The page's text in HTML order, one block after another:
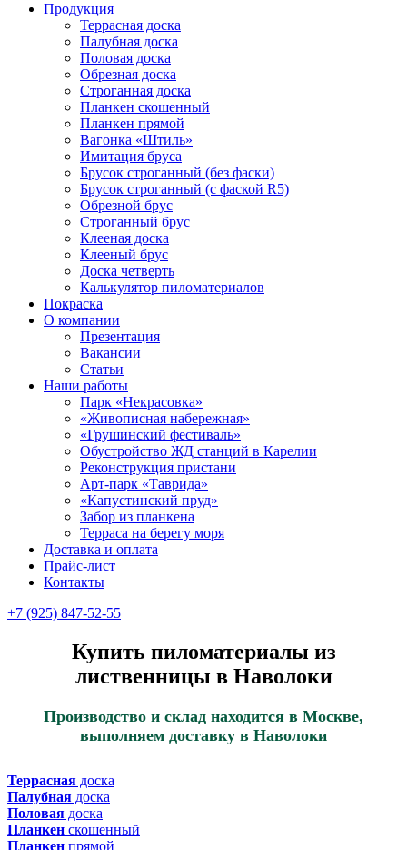
Продукция
Террасная доска
Палубная доска
Половая доска
Обрезная доска
Строганная доска
Планкен скошенный
Планкен прямой
Вагонка «Штиль»
Имитация бруса
Брусок строганный (без фаски)
Брусок строганный (с фаской R5)
Обрезной брус
Строганный брус
Клееная доска
Клееный брус
Доска четверть
Калькулятор пиломатериалов
Покраска
О компании
Презентация
Вакансии
Статьи
Наши работы
Парк «Некрасовка»
«Живописная набережная»
«Грушинский фестиваль»
Обустройство ЖД станций в Карелии
Реконструкция пристани
Арт-парк «Таврида»
«Капустинский пруд»
Забор из планкена
Терраса на берегу моря
Доставка и оплата
Прайс-лист
Контакты
+7 (925) 847-52-55
Купить пиломатериалы из
лиственницы в Наволоки
Производство и склад находится в Москве,
выполняем доставку в Наволоки
Террасная доска
Палубная доска
Половая доска
Планкен скошенный
Планкен прямой